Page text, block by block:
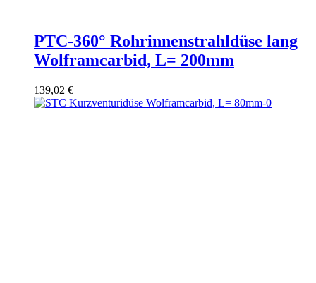
PTC-360° Rohrinnenstrahldüse lang
Wolframcarbid, L= 200mm
139,02 €